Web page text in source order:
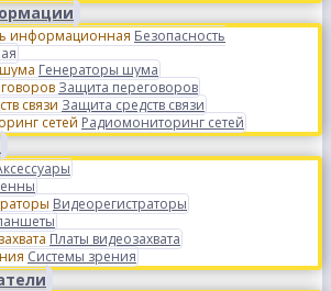
Безопасность
Генераторы шума
Защита переговоров
Защита средств связи
Радиомониторинг сетей
Видеорегистраторы
Платы видеозахвата
Системы зрения